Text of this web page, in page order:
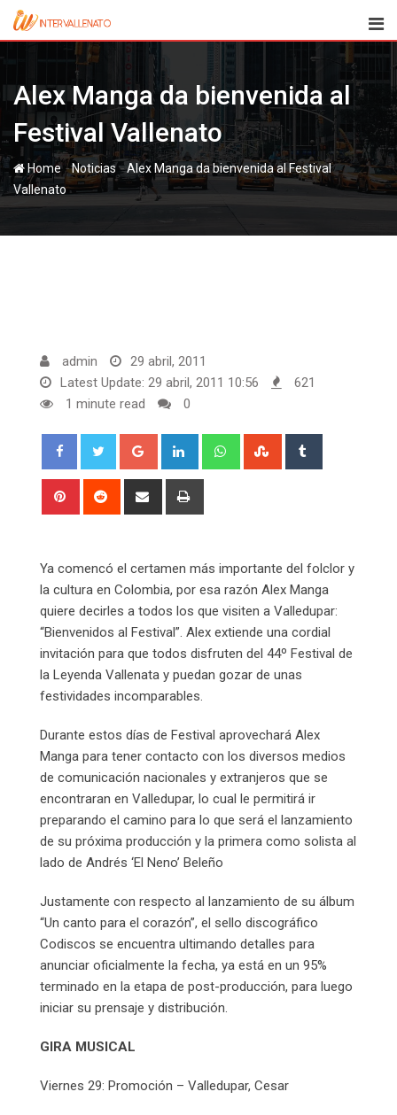
Skip
Alex Manga da bienvenida al
Festival Vallenato
Home-Noticias-Alex Manga da bienvenida al Festival
Vallenato
admin
29 abril, 2011
Latest Update: 29 abril, 2011 10:56
621
1 minute read
0
Google+ LinkedIn WhatsappStumbleUpon
Pinterest Reddit
Share
Ya comencó el certamen más importante del folclor y
la cultura en Colombia, por esa razón Alex Manga
quiere decirles a todos los que visiten a Valledupar:
“Bienvenidos al Festival”. Alex extiende una cordial
invitación para que todos disfruten del 44º Festival de
la Leyenda Vallenata y puedan gozar de unas
festividades incomparables.
Durante estos días de Festival aprovechará Alex
Manga para tener contacto con los diversos medios
de comunicación nacionales y extranjeros que se
encontraran en Valledupar, lo cual le permitirá ir
preparando el camino para lo que será el lanzamiento
de su próxima producción y la primera como solista al
lado de Andrés ‘El Neno’ Beleño
Justamente con respecto al lanzamiento de su álbum
“Un canto para el corazón”, el sello discográfico
Codiscos se encuentra ultimando detalles para
anunciar oficialmente la fecha, ya está en un 95%
terminado en la etapa de post-producción, para luego
iniciar su prensaje y distribución.
GIRA MUSICAL
Viernes 29: Promoción – Valledupar, Cesar